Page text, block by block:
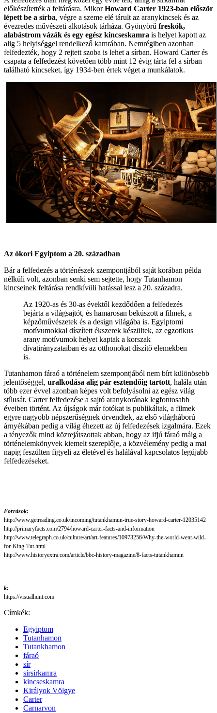
előkészítették a feltárásra. MikorHoward Carter 1923-ban először
lépett be a sírba, végre a szeme elé tárult az aranykincsek és az
évezredes művészeti alkotások tárháza. Gyönyörű freskók,
alabástrom vázák és egy egész kincseskamra is helyet kapott az
alig 5 helyiséggel rendelkező kamrában. Nemrégiben azonban
felfedezték, hogy 2 rejtett szoba is lehet a sírban. Howard Carter és
csapata a felfedezést követően több mint 12 évig tárta fel a sírban
található kincseket, így 1934-ben értek véget a munkálatok.
Az ókori Egyiptom a 20. században
Bár a felfedezés a történészek szempontjából saját korában példa
nélküli volt, azonban senki sem sejtette, hogy Tutanhamon
kincseinek feltárása rendkívüli hatással lesz a 20. századra.
Az 1920-as és 30-as évektől kezdődően a felfedezés
bejárta a világsajtót, és hamarosan bekúszott a filmek, a
képzőművészetek és a design világába is. Egyiptomi
motívumokkal díszített ékszerek készültek, az egzotikus
arany motívumok helyet kaptak a korszak
divatirányzataiban és az otthonokat díszítő elemekben
is.
Tutanhamon fáraó a történelem szempontjából nem bírt különösebb
jelentőséggel, uralkodása alig pár esztendőig tartott, halála után
több ezer évvel azonban képes volt befolyásolni az egész világ
stílusát. Carter felfedezése a sajtó aranykorának legfontosabb
éveiben történt. Az újságok már fotókat is publikáltak, a filmek
egyre nagyobb népszerűségnek örvendtek, az első világháború
árnyékában pedig a világ éhezett az új felfedezések izgalmára. Ezek
a tényezők mind közrejátszottak abban, hogy az ifjú fáraó máig a
történelemkönyvek kiemelt szereplője, a közvélemény pedig a mai
napig feszülten figyeli az életével és halálával kapcsolatos legújabb
felfedezéseket.
Források:
http://www.getreading.co.uk/incoming/tutankhamun-true-story-howard-carter-12035142
http://primaryfacts.com/2794/howard-carter-facts-and-information
http://www.telegraph.co.uk/culture/art/art-features/10973256/Why-the-world-went-wild-
for-King-Tut.html
http://www.historyextra.com/article/bbc-history-magazine/8-facts-tutankhamun
k:
https://visualhunt.com
Címkék:
Egyiptom
Tutanhamon
Tutankhamon
fáraó
sír
sírsírkamra
kincseskamra
Királyok Völgye
Carter
Carnarvon